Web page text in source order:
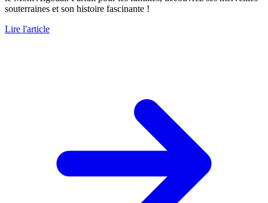
souterraines et son histoire fascinante !
Lire l'article